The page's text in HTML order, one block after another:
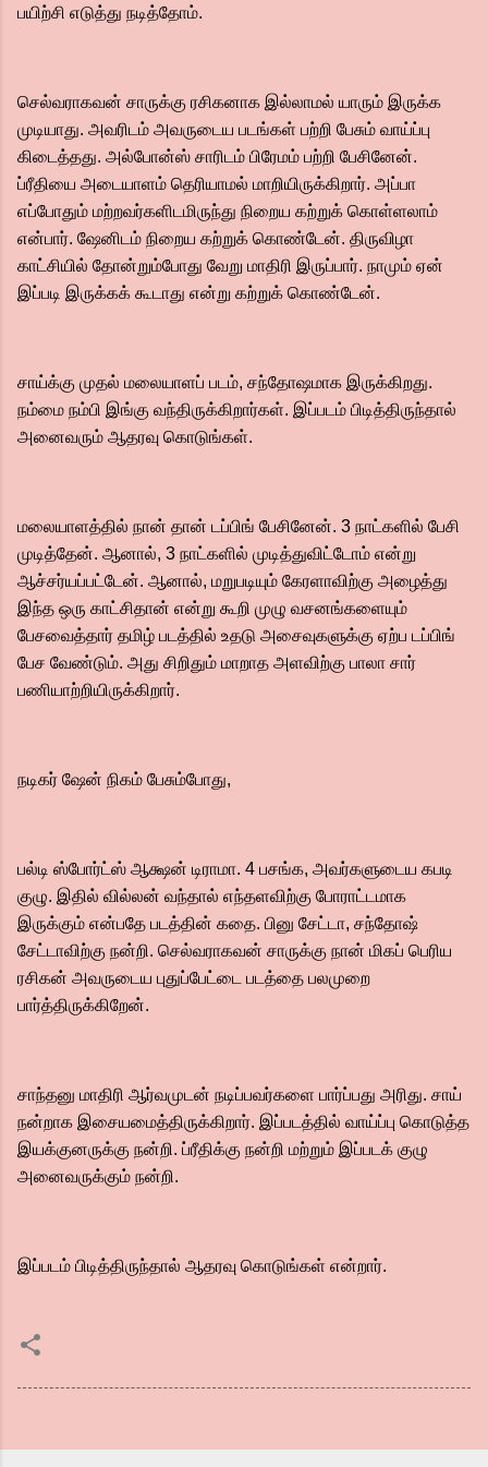
பயிற்சி எடுத்து நடித்தோம்.
செல்வராகவன் சாருக்கு ரசிகனாக இல்லாமல் யாரும் இருக்க
முடியாது. அவரிடம் அவருடைய படங்கள் பற்றி பேசும் வாய்ப்பு
கிடைத்தது. அல்போன்ஸ் சாரிடம் பிரேமம் பற்றி பேசினேன்.
ப்ரீதியை அடையாளம் தெரியாமல் மாறியிருக்கிறார். அப்பா
எப்போதும் மற்றவர்களிடமிருந்து நிறைய கற்றுக் கொள்ளலாம்
என்பார். ஷேனிடம் நிறைய கற்றுக் கொண்டேன். திருவிழா
காட்சியில் தோன்றும்போது வேறு மாதிரி இருப்பார். நாமும் ஏன்
இப்படி இருக்கக் கூடாது என்று கற்றுக் கொண்டேன்.
சாய்க்கு முதல் மலையாளப் படம், சந்தோஷமாக இருக்கிறது.
நம்மை நம்பி இங்கு வந்திருக்கிறார்கள். இப்படம் பிடித்திருந்தால்
அனைவரும் ஆதரவு கொடுங்கள்.
மலையாளத்தில் நான் தான் டப்பிங் பேசினேன். 3 நாட்களில் பேசி
முடித்தேன். ஆனால், 3 நாட்களில் முடித்துவிட்டோம் என்று
ஆச்சர்யப்பட்டேன். ஆனால், மறுபடியும் கேரளாவிற்கு அழைத்து
இந்த ஒரு காட்சிதான் என்று கூறி முழு வசனங்களையும்
பேசவைத்தார் தமிழ் படத்தில் உதடு அசைவுகளுக்கு ஏற்ப டப்பிங்
பேச வேண்டும். அது சிறிதும் மாறாத அளவிற்கு பாலா சார்
பணியாற்றியிருக்கிறார்.
நடிகர் ஷேன் நிகம் பேசும்போது,
பல்டி ஸ்போர்ட்ஸ் ஆக்ஷன் டிராமா. 4 பசங்க, அவர்களுடைய கபடி
குழு. இதில் வில்லன் வந்தால் எந்தளவிற்கு போராட்டமாக
இருக்கும் என்பதே படத்தின் கதை. பினு சேட்டா, சந்தோஷ்
சேட்டாவிற்கு நன்றி. செல்வராகவன் சாருக்கு நான் மிகப் பெரிய
ரசிகன் அவருடைய புதுப்பேட்டை படத்தை பலமுறை
பார்த்திருக்கிறேன்.
சாந்தனு மாதிரி ஆர்வமுடன் நடிப்பவர்களை பார்ப்பது அரிது. சாய்
நன்றாக இசையமைத்திருக்கிறார். இப்படத்தில் வாய்ப்பு கொடுத்த
இயக்குனருக்கு நன்றி. ப்ரீதிக்கு நன்றி மற்றும் இப்படக் குழு
அனைவருக்கும் நன்றி.
இப்படம் பிடித்திருந்தால் ஆதரவு கொடுங்கள் என்றார்.